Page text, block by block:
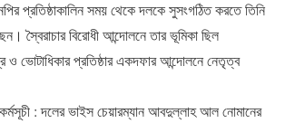
প্রতিষ্ঠাকালিন সময় থেকে দলকে সুসংগঠিত করতে তিনি
স্বৈরাচার বিরোধী আন্দোলনে তার ভূমিকা ছিল
ও ভোটাধিকার প্রতিষ্ঠার একদফার আন্দোলনে নেতৃত্ব
: দলের ভাইস চেয়ারম্যান আবদুল্লাহ আল নোমানের